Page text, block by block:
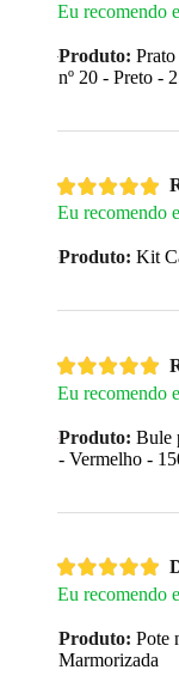
Eu recomendo
Produto:
nº 20 - Preto -
Eu recomendo
Produto: Kit
Eu recomendo
Produto: Bule
- Vermelho -
Eu recomendo
Produto: Pote
Marmorizada